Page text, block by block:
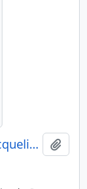
Joaquim da Costa Ribeiro e Jacqueline de Leers Costa Ribeiro